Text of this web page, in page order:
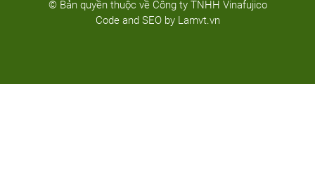
© Bản quyền thuộc về Công ty TNHH Vinafujico
Code and SEO by Lamvt.vn